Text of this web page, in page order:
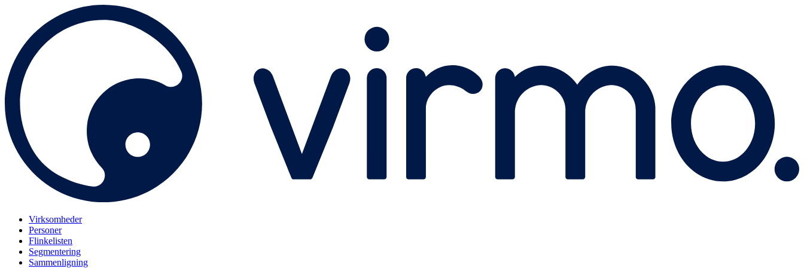
Virksomheder
Personer
Flinkelisten
Segmentering
Sammenligning